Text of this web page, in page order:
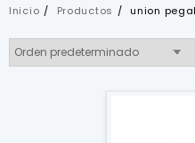
Inicio Productos union